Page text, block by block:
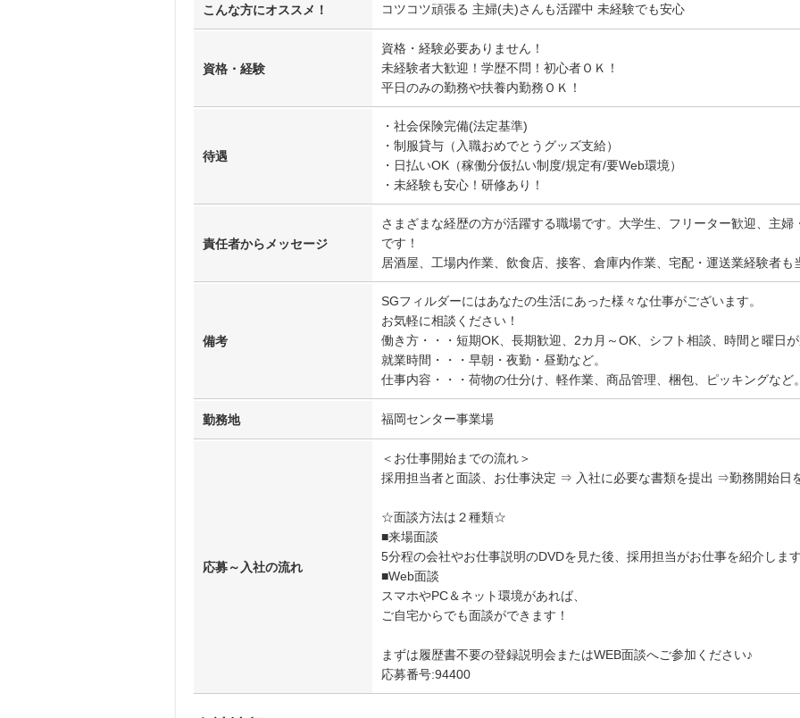
こんな方にオススメ！ コツコツ頑張る 主婦(夫)さんも活躍中 未経験でも安心
資格・経験
資格・経験必要ありません！
未経験者大歓迎！学歴不問！初心者ＯＫ！
平日のみの勤務や扶養内勤務ＯＫ！
待遇
・社会保険完備(法定基準)
・制服貸与（入職おめでとうグッズ支給）
・日払いOK（稼働分仮払い制度/規定有/要Web環境）
・未経験も安心！研修あり！
責任者からメッセージ
さまざまな経歴の方が活躍する職場です。大学生、フリーター歓迎、主
です！
居酒屋、工場内作業、飲食店、接客、倉庫内作業、宅配・運送業経験者
備考
SGフィルダーにはあなたの生活にあった様々な仕事がございます。
お気軽に相談ください！
働き方・・・短期OK、長期歓迎、2カ月～OK、シフト相談、時間と曜日
就業時間・・・早朝・夜勤・昼勤など。
仕事内容・・・荷物の仕分け、軽作業、商品管理、梱包、ピッキングなど
勤務地 福岡センター事業場
応募～入社の流れ
＜お仕事開始までの流れ＞
採用担当者と面談、お仕事決定 ⇒ 入社に必要な書類を提出 ⇒勤務開始日
☆面談方法は２種類☆
■来場面談
5分程の会社やお仕事説明のDVDを見た後、採用担当がお仕事を紹介しま
■Web面談
スマホやPC＆ネット環境があれば、
ご自宅からでも面談ができます！
まずは履歴書不要の登録説明会またはWEB面談へご参加ください♪
応募番号:94400